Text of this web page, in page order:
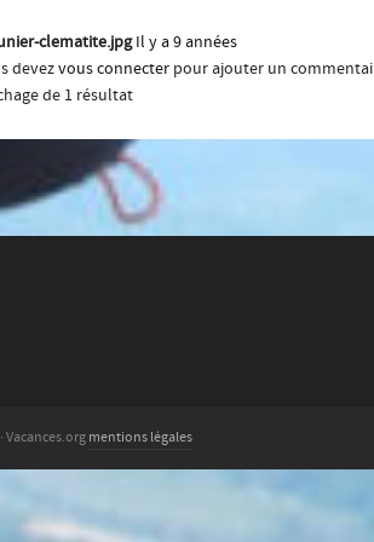
clematite.jpg Il y a 9 années
devezvous connecter pour ajouter un
de 1 résultat
Vacances.org mentions légales